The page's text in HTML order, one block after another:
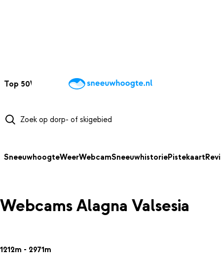
Top 50Webcams WintersportweerKaarten
SneeuwhoogteWeerWebcamSneeuwhistoriePistekaart
Webcams Alagna Valsesia
1212m - 2971m